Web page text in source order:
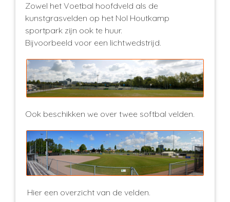
Zowel het Voetbal hoofdveld als de
kunstgrasvelden op het Nol Houtkamp
sportpark zijn ook te huur.
Bijvoorbeeld voor een lichtwedstrijd.
Ook beschikken we over twee softbal velden.
Hier een overzicht van de velden.